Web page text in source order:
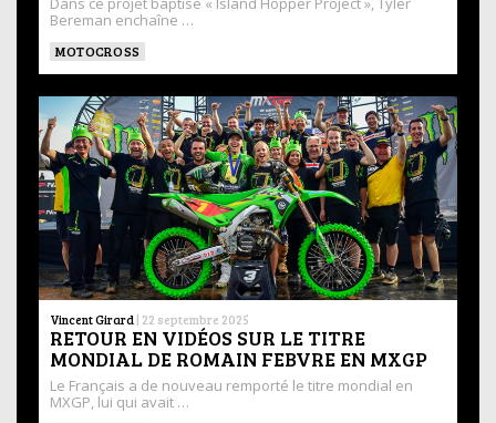
Bereman enchaîne …
MOTOCROSS
Vincent Girard | 22 septembre 2025
RETOUR EN VIDÉOS SUR LE TITRE
MONDIAL DE ROMAIN FEBVRE EN MXGP
Le Français a de nouveau remporté le titre mondial en
MXGP, lui qui avait …